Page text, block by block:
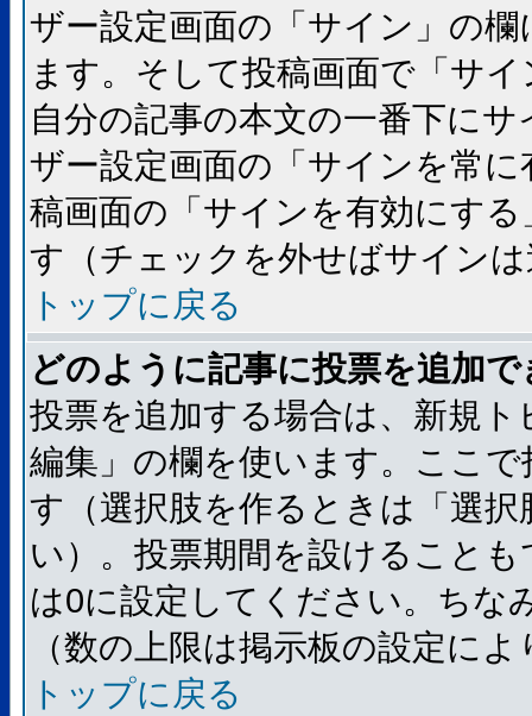
ザー設定画面の「サイン」の
ます。そして投稿画面で「サ
自分の記事の本文の一番下に
ザー設定画面の「サインを常
稿画面の「サインを有効にす
す（チェックを外せばサイン
トップに戻る
どのように記事に投票を追加
投票を追加する場合は、新規
編集」の欄を使います。ここ
す（選択肢を作るときは「選
い）。投票期間を設けること
は0に設定してください。ちな
（数の上限は掲示板の設定に
トップに戻る